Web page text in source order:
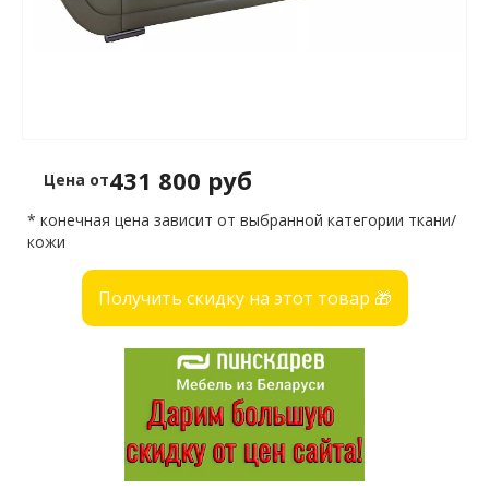
Цена от431 800 руб
* конечная цена зависит от выбранной категории ткани/
кожи
Получить скидку на этот товар 🎁